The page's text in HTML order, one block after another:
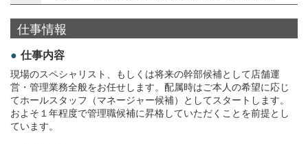
仕事情報
仕事内容
現場のスペシャリスト、もしくは将来の幹部候補として店舗運
営・管理業務全般をお任せします。配属時はご本人の希望に応じ
てホールスタッフ（マネージャー候補）としてスタートします。
およそ１年程度で管理職候補に昇格していただくことを前提とし
ています。